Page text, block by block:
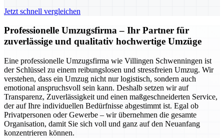
Jetzt schnell vergleichen
Professionelle Umzugsfirma – Ihr Partner für
zuverlässige und qualitativ hochwertige Umzüge
Eine professionelle Umzugsfirma wie Villingen Schwenningen ist
der Schlüssel zu einem reibungslosen und stressfreien Umzug. Wir
verstehen, dass ein Umzug nicht nur logistisch, sondern auch
emotional anspruchsvoll sein kann. Deshalb setzen wir auf
Transparenz, Zuverlässigkeit und einen maßgeschneiderten Service,
der auf Ihre individuellen Bedürfnisse abgestimmt ist. Egal ob
Privatpersonen oder Gewerbe – wir übernehmen die gesamte
Organisation, damit Sie sich voll und ganz auf den Neuanfang
konzentrieren können.